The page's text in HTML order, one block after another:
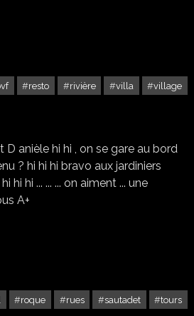
resto rivière villa
village
D anièle hi hi , on se gare au bord
? hi hi hi bravo aux jardiniers
hi ... ... ... on aiment ... une
A+
roque rues sautadet tours